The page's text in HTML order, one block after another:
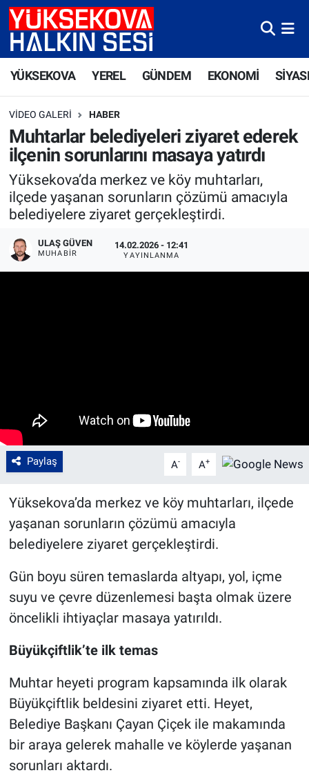
YÜKSEKOVA YEREL GÜNDEM EKONOMİ
VIDEO GALERI HABER
Muhtarlar belediyeleri ziyaret ederek
ilçenin sorunlarını masaya yatırdı
Yüksekova’da merkez ve köy muhtarları,
ilçede yaşanan sorunların çözümü amacıyla
belediyelere ziyaret gerçekleştirdi.
ULAŞ GÜVEN
MUHABIR
14.02.2026 - 12:41
YAYINLANMA
Paylaş A- A+
Yüksekova’da merkez ve köy muhtarları, ilçede
yaşanan sorunların çözümü amacıyla
belediyelere ziyaret gerçekleştirdi.
Gün boyu süren temaslarda altyapı, yol, içme
suyu ve çevre düzenlemesi başta olmak üzere
öncelikli ihtiyaçlar masaya yatırıldı.
Büyükçiftlik’te ilk temas
Muhtar heyeti program kapsamında ilk olarak
Büyükçiftlik beldesini ziyaret etti. Heyet,
Belediye Başkanı Çayan Çiçek ile makamında
bir araya gelerek mahalle ve köylerde yaşanan
sorunları aktardı.
Yüksekova Nöbetçi Eczaneler
Yüksekova Trafik Yoğunluk Haritası
Süper Lig Puan Durumu ve Fikstür
Tüm Manşetler